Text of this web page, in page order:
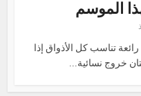
الموسم
تناسب كل الأذواق إذا
خروج نسائية...